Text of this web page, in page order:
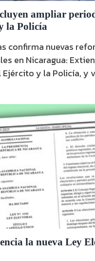
ampliar
la Policía
confirma nuevas
en Nicaragua:
y la Policía, y
la nueva Ley